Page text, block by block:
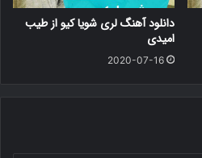
دانلود آهنگ لری شویا کیو از طیب
امیدی
2020-07-16